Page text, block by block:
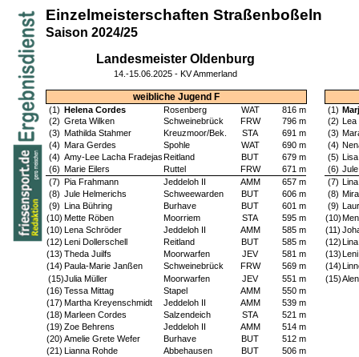
Einzelmeisterschaften Straßenboßeln
Saison 2024/25
Landesmeister Oldenburg
14.-15.06.2025 - KV Ammerland
weibliche Jugend F
(1) Helena Cordes Rosenberg WAT 816 m (1)
(2) Greta Wilken Schweinebrück FRW 796 m (2) Lea
(3) Mathilda Stahmer Kreuzmoor/Bek. STA 691 m (3)
(4) Mara Gerdes Spohle WAT 690 m (4)
(4) Amy-Lee Lacha FradejasReitland BUT 679 m (5)
(6) Marie Eilers Ruttel FRW 671 m (6)
(7) Pia Frahmann Jeddeloh II AMM 657 m (7)
(8) Jule Helmerichs Schweewarden BUT 606 m (8)
(9) Lina Bühring Burhave BUT 601 m (9)
(10) Mette Röben Moorriem STA 595 m (10)
(10) Lena Schröder Jeddeloh II AMM 585 m (11)
(12) Leni Dollerschell Reitland BUT 585 m (12)
(13) Theda Juilfs Moorwarfen JEV 581 m (13)
(14) Paula-Marie Janßen Schweinebrück FRW 569 m (14)
(15)Julia Müller Moorwarfen JEV 551 m (15)
(16) Tessa Mittag Stapel AMM
550 m
(17) Martha Kreyenschmidt Jeddeloh II AMM
539 m
(18) Marleen Cordes Salzendeich STA
521 m
(19) Zoe Behrens Jeddeloh II AMM
514 m
(20) Amelie Grete Wefer Burhave BUT
512 m
(21) Lianna Rohde Abbehausen BUT
506 m